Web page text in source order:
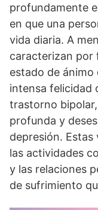
profundamente
en que una
vida diaria. A
caracterizan por
estado de ánimo
intensa felicidad
trastorno
profunda y
depresión.
las actividades
y las relaciones
de sufrimiento